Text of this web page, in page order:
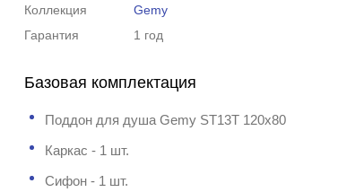
Коллекция
Gemy
Гарантия
1 год
Базовая комплектация
Поддон для душа Gemy ST13T 120x80
Каркас - 1 шт.
Сифон - 1 шт.